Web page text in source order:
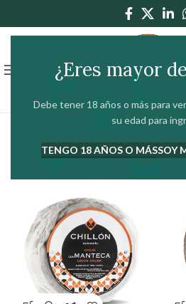
¿Eres mayor
Debe tener 18 años o más para
su edad para
TENGO 18 AÑOS O MÁSSOY
Mostrar barra lateral